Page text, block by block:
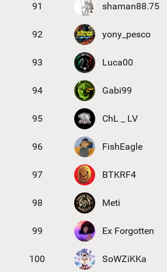
91 shaman88.75
92 yony_pesco
93 Luca00
94 Gabi99
95 ChL _ LV
96 FishEagle
97 BTKRF4
98 Meti
99 Ex Forgotten
100 SoWZiKKa